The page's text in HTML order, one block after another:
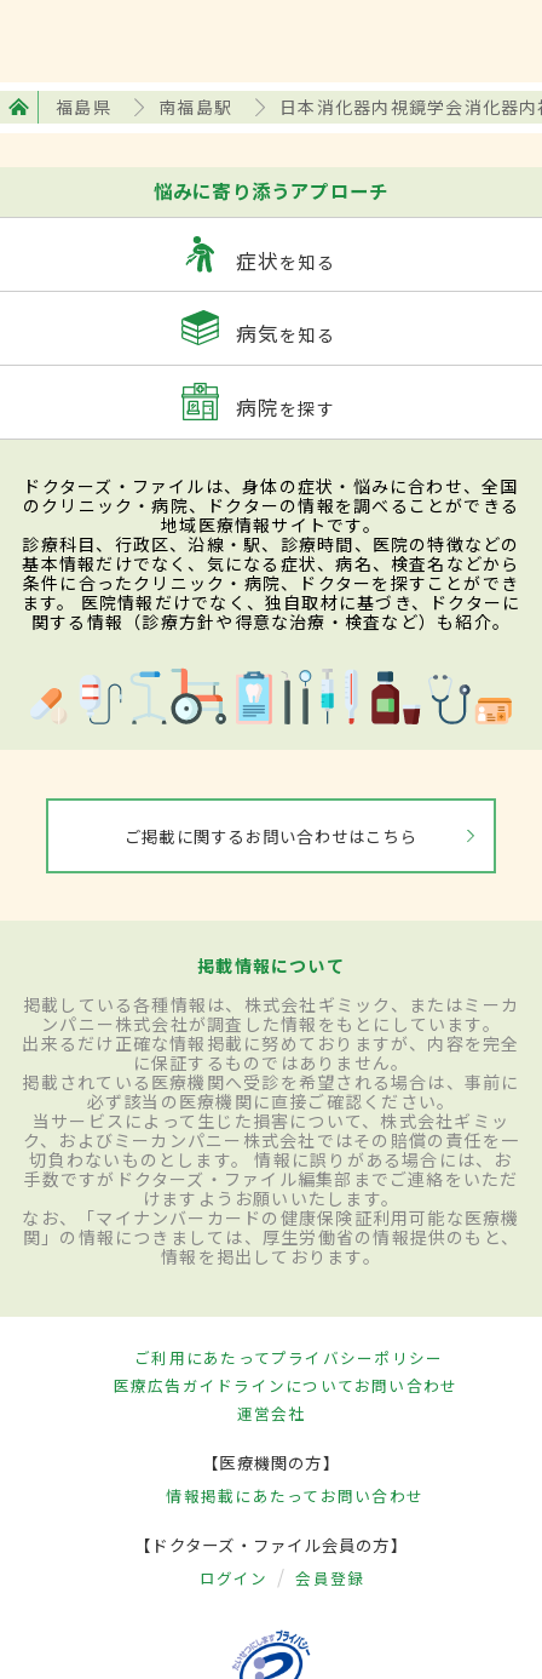
福島県 南福島駅 日本消化器内視鏡学会消化器
悩みに寄り添うアプローチ
症状を知る
病気を知る
病院を探す
ドクターズ・ファイルは、身体の症状・悩みに合わせ、全国
のクリニック・病院、ドクターの情報を調べることができる
地域医療情報サイトです。
診療科目、行政区、沿線・駅、診療時間、医院の特徴などの
基本情報だけでなく、気になる症状、病名、検査名などから
条件に合ったクリニック・病院、ドクターを探すことができ
ます。 医院情報だけでなく、独自取材に基づき、ドクターに
関する情報（診療方針や得意な治療・検査など）も紹介。
ご掲載に関するお問い合わせはこちら
掲載情報について
掲載している各種情報は、株式会社ギミック、またはミーカ
ンパニー株式会社が調査した情報をもとにしています。
出来るだけ正確な情報掲載に努めておりますが、内容を完全
に保証するものではありません。
掲載されている医療機関へ受診を希望される場合は、事前に
必ず該当の医療機関に直接ご確認ください。
当サービスによって生じた損害について、株式会社ギミッ
ク、およびミーカンパニー株式会社ではその賠償の責任を一
切負わないものとします。 情報に誤りがある場合には、お
手数ですがドクターズ・ファイル編集部までご連絡をいただ
けますようお願いいたします。
なお、「マイナンバーカードの健康保険証利用可能な医療機
関」の情報につきましては、厚生労働省の情報提供のもと、
情報を掲出しております。
ご利用にあたってプライバシーポリシー
医療広告ガイドラインについてお問い合わせ
運営会社
【医療機関の方】
情報掲載にあたって お問い合わせ
【ドクターズ・ファイル会員の方】
ログイン 会員登録